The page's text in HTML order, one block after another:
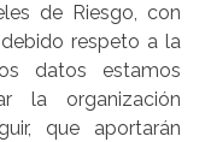
de Riesgo, con
respeto a la
datos estamos
la organización
que aportarán